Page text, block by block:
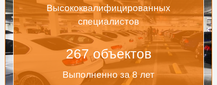
Высококвалифицированных
специалистов
267объектов
Выполненно за 8 лет